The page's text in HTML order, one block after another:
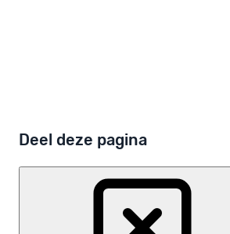
Deel deze pagina